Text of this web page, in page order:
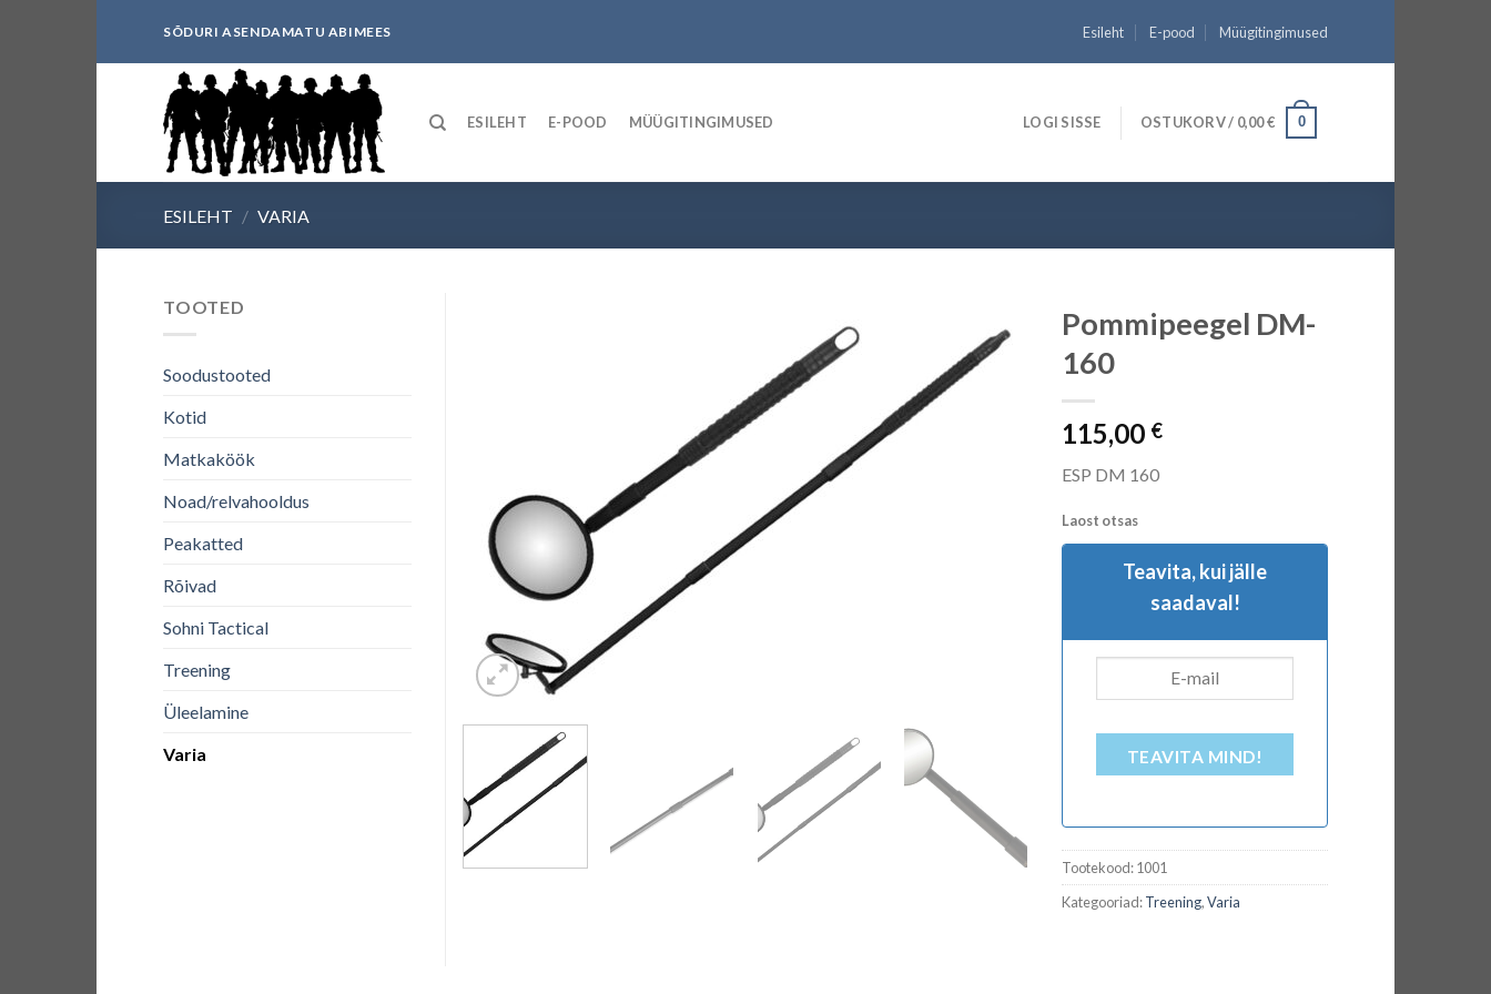
content
SÕDURI ASENDAMATU ABIMEES Esileht E-pood Müügitingimused
ESILEHT E-POOD MÜÜGITINGIMUSED LOGI SISSE OSTUKORV / 0,00€ 0
ESILEHT / VARIA
Pommipeegel DM-
160
115,00 €
ESP DM 160
Laost otsas
Teavita, kui jälle
saadaval!
TEAVITA MIND!
Tootekood:1001
Kategooriad:Treening,Varia
TOOTED
Soodustooted
Kotid
Matkaköök
Noad/relvahooldus
Peakatted
Rõivad
Sohni Tactical
Treening
Üleelamine
Varia